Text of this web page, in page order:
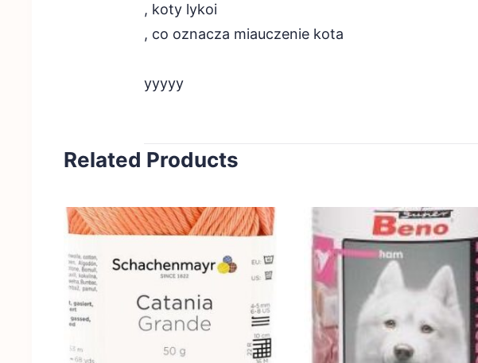
, koty lykoi
, co oznacza miauczenie kota
yyyyy
Related Products